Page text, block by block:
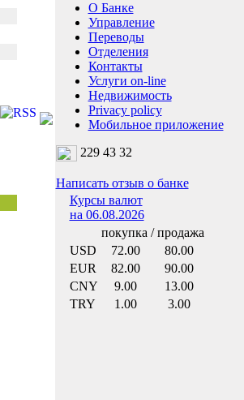
О Банке
Управление
Переводы
Отделения
Контакты
Услуги on-line
Недвижимость
Privacy policy
Мобильное приложение
229 43 32
Написать отзыв о банке
Курсы валют
на 06.08.2026
покупка / продажа
USD
72.00
80.00
EUR
82.00
90.00
CNY
9.00
13.00
TRY
1.00 3.00